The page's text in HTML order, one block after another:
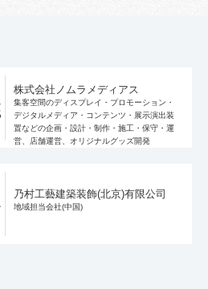
株式会社ノムラメディアス
集客空間のディスプレイ・プロモーション・
デジタルメディア・コンテンツ・展示演出装
置などの企画・設計・制作・施工・保守・運
営、店舗運営、オリジナルグッズ開発
乃村工藝建築装飾(北京)有限公司
地域担当会社(中国)